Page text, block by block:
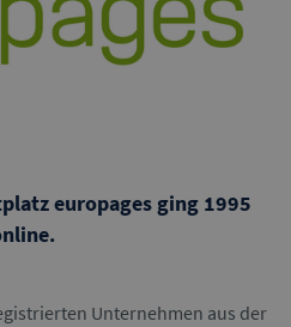
europages ging 1995
Unternehmen aus der